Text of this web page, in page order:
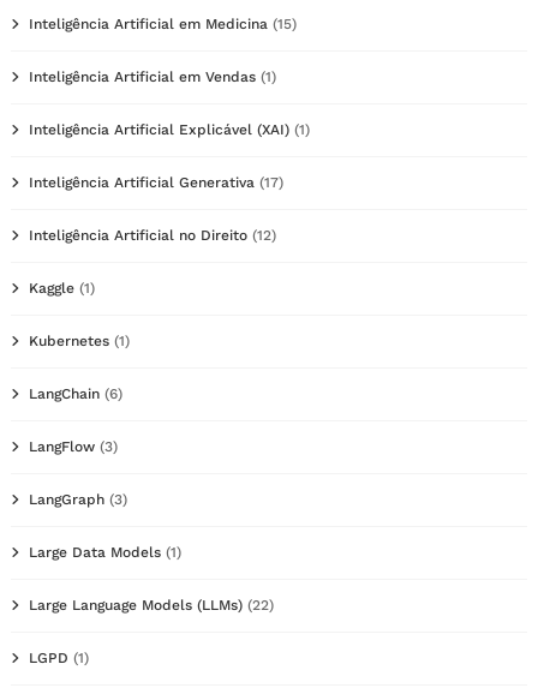
Inteligência Artificial em Medicina (15)
Inteligência Artificial em Vendas (1)
Inteligência Artificial Explicável (XAI) (1)
Inteligência Artificial Generativa (17)
Inteligência Artificial no Direito (12)
Kaggle (1)
Kubernetes (1)
LangChain (6)
LangFlow (3)
LangGraph (3)
Large Data Models (1)
Large Language Models (LLMs) (22)
LGPD (1)